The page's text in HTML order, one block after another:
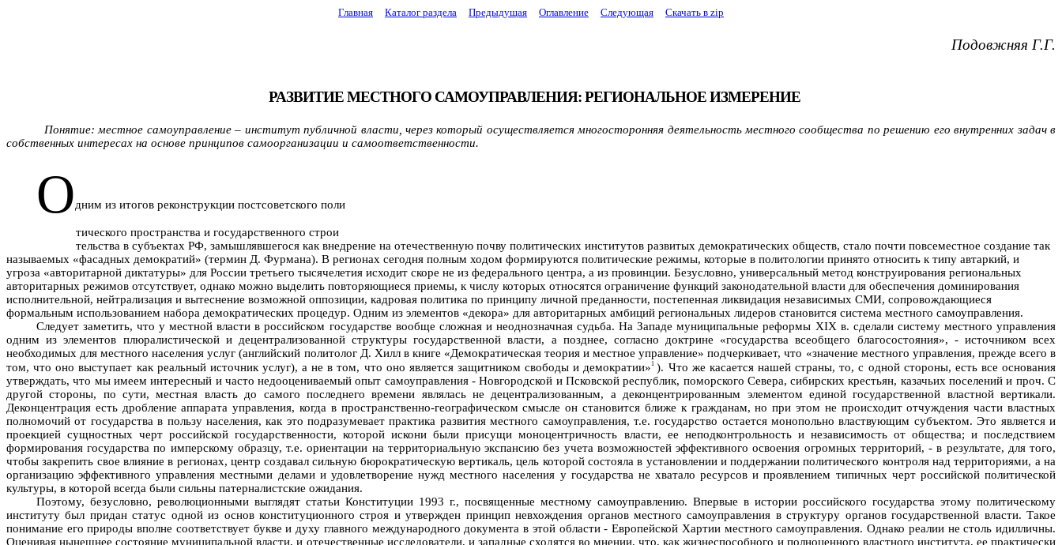
Главная Каталог раздела Предыдущая Оглавление Следующая Скачать в zip
Подовжняя Г.Г.
РАЗВИТИЕ МЕСТНОГО САМОУПРАВЛЕНИЯ: РЕГИОНАЛЬНОЕ ИЗМЕРЕНИЕ
Понятие: местное самоуправление – институт публичной власти, через который осуществляется многосторонняя деятельность местного сообщества по решению его внутренних задач в
собственных интересах на основе принципов самоорганизации и самоответственности.
Одним из итогов реконструкции постсоветского поли
тического пространства и государственного строи
тельства в субъектах РФ, замышлявшегося как внедрение на отечественную почву политических институтов развитых демократических обществ, стало почти повсеместное создание так
называемых «фасадных демократий» (термин Д. Фурмана). В регионах сегодня полным ходом формируются политические режимы, которые в политологии принято относить к типу автаркий, и
угроза «авторитарной диктатуры» для России третьего тысячелетия исходит скоре не из федерального центра, а из провинции. Безусловно, универсальный метод конструирования региональных
авторитарных режимов отсутствует, однако можно выделить повторяющиеся приемы, к числу которых относятся ограничение функций законодательной власти для обеспечения доминирования
исполнительной, нейтрализация и вытеснение возможной оппозиции, кадровая политика по принципу личной преданности, постепенная ликвидация независимых СМИ, сопровождающиеся
формальным использованием набора демократических процедур. Одним из элементов «декора» для авторитарных амбиций региональных лидеров становится система местного самоуправления.
Следует заметить, что у местной власти в российском государстве вообще сложная и неоднозначная судьба. На Западе муниципальные реформы XIX в. сделали систему местного управления
одним из элементов плюралистической и децентрализованной структуры государственной власти, а позднее, согласно доктрине «государства всеобщего благосостояния», - источником всех
необходимых для местного населения услуг (английский политолог Д. Хилл в книге «Демократическая теория и местное управление» подчеркивает, что «значение местного управления, прежде всего в
том, что оно выступает как реальный источник услуг), а не в том, что оно является защитником свободы и демократии»1). Что же касается нашей страны, то, с одной стороны, есть все основания
утверждать, что мы имеем интересный и часто недооцениваемый опыт самоуправления - Новгородской и Псковской республик, поморского Севера, сибирских крестьян, казачьих поселений и проч. С
другой стороны, по сути, местная власть до самого последнего времени являлась не децентрализованным, а деконцентрированным элементом единой государственной властной вертикали.
Деконцентрация есть дробление аппарата управления, когда в пространственно-географическом смысле он становится ближе к гражданам, но при этом не происходит отчуждения части властных
полномочий от государства в пользу населения, как это подразумевает практика развития местного самоуправления, т.е. государство остается монопольно властвующим субъектом. Это является и
проекцией сущностных черт российской государственности, которой искони были присущи моноцентричность власти, ее неподконтрольность и независимость от общества; и последствием
формирования государства по имперскому образцу, т.е. ориентации на территориальную экспансию без учета возможностей эффективного освоения огромных территорий, - в результате, для того,
чтобы закрепить свое влияние в регионах, центр создавал сильную бюрократическую вертикаль, цель которой состояла в установлении и поддержании политического контроля над территориями, а на
организацию эффективного управления местными делами и удовлетворение нужд местного населения у государства не хватало ресурсов и проявлением типичных черт российской политической
культуры, в которой всегда были сильны патерналистские ожидания.
Поэтому, безусловно, революционными выглядят статьи Конституции 1993 г., посвященные местному самоуправлению. Впервые в истории российского государства этому политическому
институту был придан статус одной из основ конституционного строя и утвержден принцип невхождения органов местного самоуправления в структуру органов государственной власти. Такое
понимание его природы вполне соответствует букве и духу главного международного документа в этой области - Европейской Хартии местного самоуправления. Однако реалии не столь идилличны.
Оценивая нынешнее состояние муниципальной власти, и отечественные исследователи, и западные сходятся во мнении, что, как жизнеспособного и полноценного властного института, ее практически